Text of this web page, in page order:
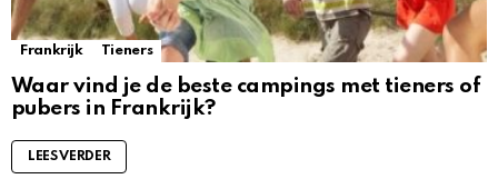
Frankrijk Tieners
Waar vind je de beste campings met tieners of
pubers in Frankrijk?
LEES VERDER